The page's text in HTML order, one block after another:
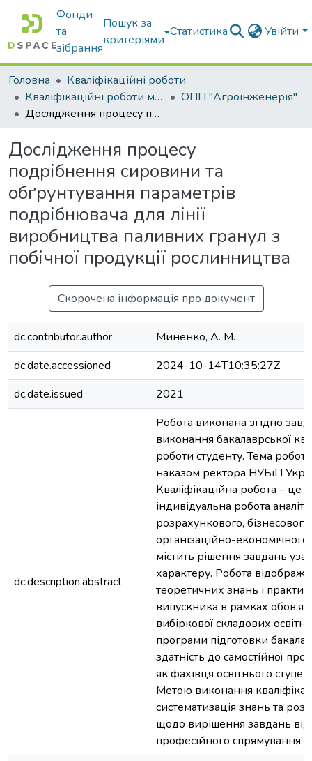
Фонди
та
зібрання
Пошук за
критеріями
Статистика Увійти
Головна
Кваліфікаційні роботи
Кваліфікаційні роботи магістрів
ОПП "Агроінженерія"
Дослідження процесу подрібнення сировини та обґрунтування параметрів подрібнювача для лінії виробництва паливних гранул з побічної продукції рослинництва
Дослідження процесу
подрібнення сировини та
обґрунтування параметрів
подрібнювача для лінії
виробництва паливних гранул з
побічної продукції рослинництва
Скорочена інформація про документ
dc.contributor.author
Миненко, А. М.
dc.date.accessioned
2024-10-14T10:35:27Z
dc.date.issued
2021
dc.description.abstract
Робота виконана згідно
виконання бакалаврської
роботи студенту. Тема
наказом ректора НУБіП
Кваліфікаційна робота – це
індивідуальна робота
розрахункового,
організаційно-
містить рішення завдань
характеру. Робота
теоретичних знань і
випускника в рамках
вибіркової складових
програми підготовки
здатність до самостійної
як фахівця освітнього
Метою виконання
систематизація знань та
щодо вирішення завдань
професійного спрямування.